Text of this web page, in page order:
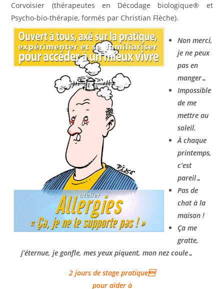
Corvoisier (thérapeutes en Décodage biologique® et
Psycho-bio-thérapie, formés par Christian Flèche).
Non merci,
je ne peux
pas en
manger…
Impossible
de me
mettre au
soleil.
À chaque
printemps,
c’est
pareil…
Pas de
chat à la
maison !
Ça me
gratte,
j’éternue, je gonfle, mes yeux piquent, mon nez coule…
2 jours de stage pratique
pour aider à